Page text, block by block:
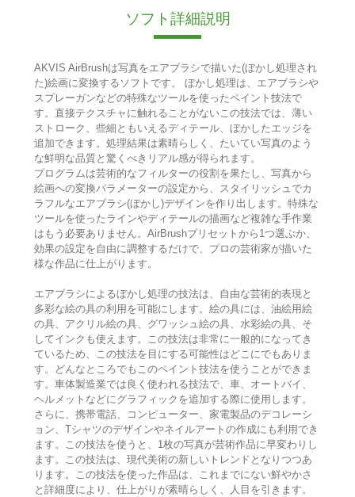
ソフト詳細説明
AKVIS AirBrushは写真をエアブラシで描いた(ぼかし処理され
た)絵画に変換するソフトです。 ぼかし処理は、エアブラシや
スプレーガンなどの特殊なツールを使ったペイント技法で
す。直接テクスチャに触れることがないこの技法では、薄い
ストローク、些細ともいえるディテール、ぼかしたエッジを
追加できます。処理結果は素晴らしく、たいてい写真のよう
な鮮明な品質と驚くべきリアル感が得られます。
プログラムは芸術的なフィルターの役割を果たし、写真から
絵画への変換パラメーターの設定から、スタイリッシュでカ
ラフルなエアブラシ(ぼかし)デザインを作り出します。特殊な
ツールを使ったラインやディテールの描画など複雑な手作業
はもう必要ありません。AirBrushプリセットから1つ選ぶか、
効果の設定を自由に調整するだけで、プロの芸術家が描いた
様な作品に仕上がります。
エアブラシによるぼかし処理の技法は、自由な芸術的表現と
多彩な絵の具の利用を可能にします。絵の具には、油絵用絵
の具、アクリル絵の具、グワッシュ絵の具、水彩絵の具、そ
してインクも使えます。この技法は非常に一般的になってき
ているため、この技法を目にする可能性はどこにでもありま
す。どんなところでもこのペイント技法を使うことができま
す。車体製造業では良く使われる技法で、車、オートバイ、
ヘルメットなどにグラフィックを追加する際に使用します。
さらに、携帯電話、コンピューター、家電製品のデコレーシ
ョン、Tシャツのデザインやネイルアートの作成にも利用でき
ます。この技法を使うと、1枚の写真が芸術作品に早変わりし
ます。この技法は、現代美術の新しいトレンドとなりつつあ
ります。この技法を使った作品は、これまでにない鮮やかさ
と詳細度により、仕上がりが素晴らしく、人目を引きます。